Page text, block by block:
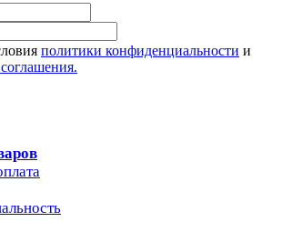
политики конфиденциальности и